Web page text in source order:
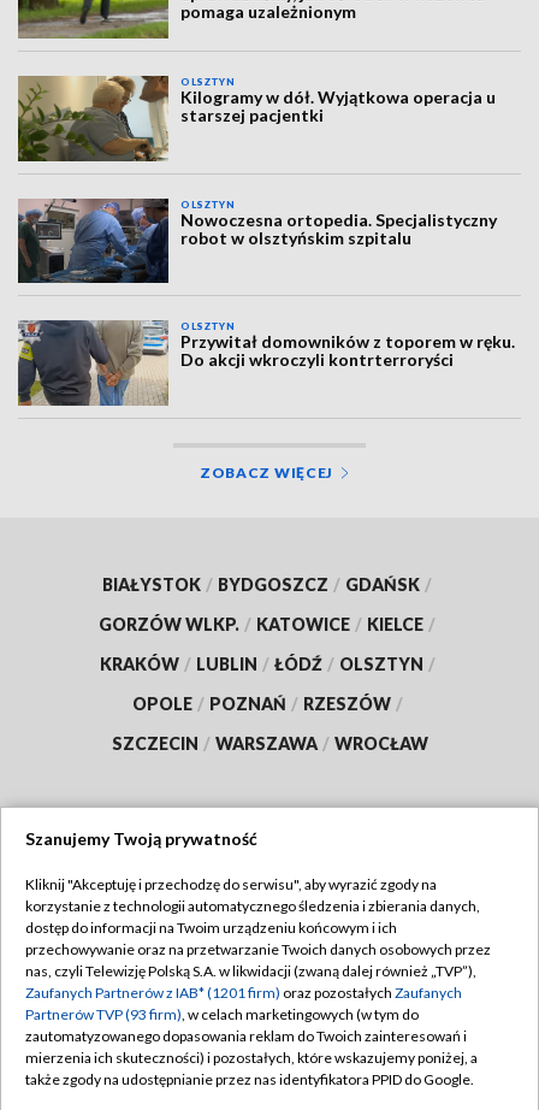
pomaga uzależnionym
OLSZTYN
Kilogramy w dół. Wyjątkowa operacja u
starszej pacjentki
OLSZTYN
Nowoczesna ortopedia. Specjalistyczny
robot w olsztyńskim szpitalu
OLSZTYN
Przywitał domowników z toporem w ręku.
Do akcji wkroczyli kontrterroryści
ZOBACZ WIĘCEJ
BIAŁYSTOK / BYDGOSZCZ / GDAŃSK /
GORZÓW WLKP. / KATOWICE / KIELCE /
KRAKÓW / LUBLIN / ŁÓDŹ / OLSZTYN /
OPOLE / POZNAŃ / RZESZÓW /
SZCZECIN / WARSZAWA / WROCŁAW
TVP
Abonament TVP
Emisja w TVP
Centrum informacji TVP
Naziemna Telewizja Cyfrowa
Regulamin TVP
Polityka prywatności
Moje zgody
Pomoc
Szanujemy Twoją prywatność
Kliknij "Akceptuję i przechodzę do serwisu", aby wyrazić zgody na
korzystanie z technologii automatycznego śledzenia i zbierania danych,
dostęp do informacji na Twoim urządzeniu końcowym i ich
przechowywanie oraz na przetwarzanie Twoich danych osobowych przez
nas, czyli Telewizję Polską S.A. w likwidacji (zwaną dalej również „TVP”),
Zaufanych Partnerów z IAB* (1201 firm) oraz pozostałych Zaufanych
Partnerów TVP (93 firm), w celach marketingowych (w tym do
zautomatyzowanego dopasowania reklam do Twoich zainteresowań i
mierzenia ich skuteczności) i pozostałych, które wskazujemy poniżej, a
także zgody na udostępnianie przez nas identyfikatora PPID do Google.